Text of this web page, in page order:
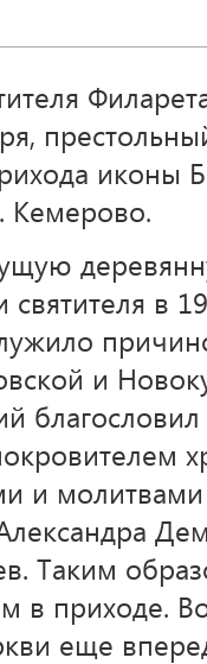
иконы
Кемерово.
в
и
благословил
и
Таким
в приходе.
еще